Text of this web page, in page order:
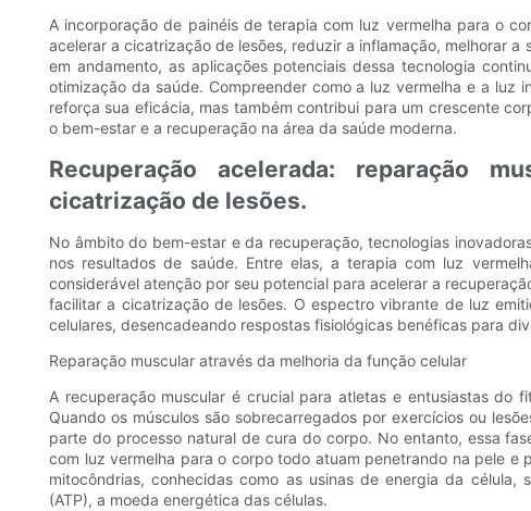
A incorporação de painéis de terapia com luz vermelha para o
acelerar a cicatrização de lesões, reduzir a inflamação, melhorar
em andamento, as aplicações potenciais dessa tecnologia
otimização da saúde. Compreender como a luz vermelha e a luz
reforça sua eficácia, mas também contribui para um crescente
o bem-estar e a recuperação na área da saúde moderna.
Recuperação acelerada: reparação
cicatrização de lesões.
No âmbito do bem-estar e da recuperação, tecnologias
nos resultados de saúde. Entre elas, a terapia com luz
considerável atenção por seu potencial para acelerar a
facilitar a cicatrização de lesões. O espectro vibrante de luz
celulares, desencadeando respostas fisiológicas benéficas para
Reparação muscular através da melhoria da função celular
A recuperação muscular é crucial para atletas e entusiastas do
Quando os músculos são sobrecarregados por exercícios ou
parte do processo natural de cura do corpo. No entanto, essa
com luz vermelha para o corpo todo atuam penetrando na pele e
mitocôndrias, conhecidas como as usinas de energia da
(ATP), a moeda energética das células.